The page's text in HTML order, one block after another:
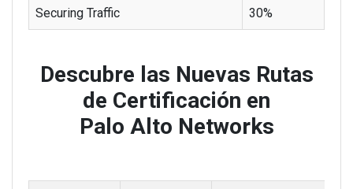
Securing Traffic 30%
Descubre las Nuevas Rutas
de Certificación en
Palo Alto Networks